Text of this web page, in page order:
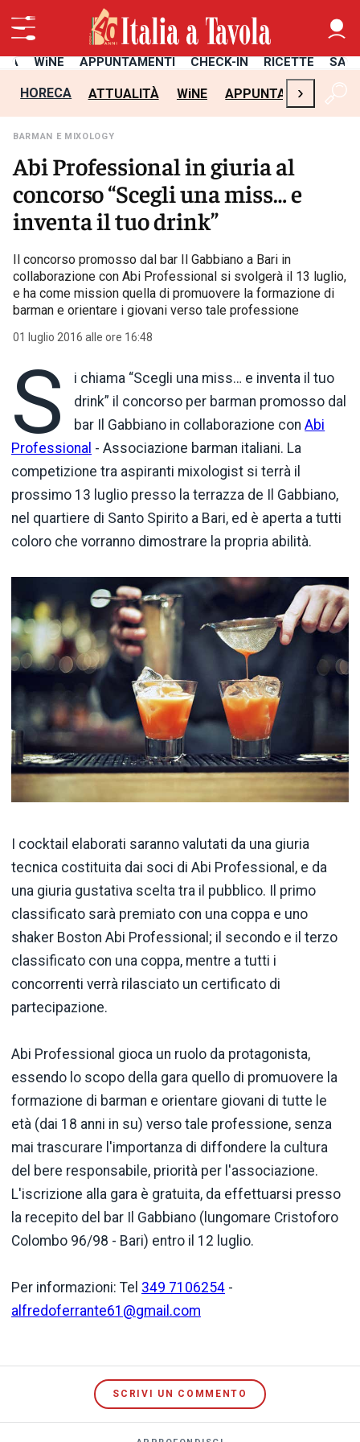
WiNE APPUNTAMENTI CHECK-IN RICETTE
HORECA ATTUALITÀ WiNE APPUNTAMENTI
›
BARMAN E MIXOLOGY
Abi Professional in giuria al
concorso “Scegli una miss… e
inventa il tuo drink”
Il concorso promosso dal bar Il Gabbiano a Bari in
collaborazione con Abi Professional si svolgerà il 13 luglio,
e ha come mission quella di promuovere la formazione di
barman e orientare i giovani verso tale professione
01 luglio 2016 alle ore 16:48
S
i chiama “Scegli una miss… e inventa il tuo
drink” il concorso per barman promosso dal
bar Il Gabbiano in collaborazione conAbi
Professional - Associazione barman italiani. La
competizione tra aspiranti mixologist si terrà il
prossimo 13 luglio presso la terrazza de Il Gabbiano,
nel quartiere di Santo Spirito a Bari, ed è aperta a tutti
coloro che vorranno dimostrare la propria abilità.
I cocktail elaborati saranno valutati da una giuria
tecnica costituita dai soci di Abi Professional, e da
una giuria gustativa scelta tra il pubblico. Il primo
classificato sarà premiato con una coppa e uno
shaker Boston Abi Professional; il secondo e il terzo
classificato con una coppa, mentre a tutti i
concorrenti verrà rilasciato un certificato di
partecipazione.
Abi Professional gioca un ruolo da protagonista,
essendo lo scopo della gara quello di promuovere la
formazione di barman e orientare giovani di tutte le
età (dai 18 anni in su) verso tale professione, senza
mai trascurare l'importanza di diffondere la cultura
del bere responsabile, priorità per l'associazione.
L'iscrizione alla gara è gratuita, da effettuarsi presso
la recepito del bar Il Gabbiano (lungomare Cristoforo
Colombo 96/98 - Bari) entro il 12 luglio.
Per informazioni: Tel 349 7106254 -
alfredoferrante61@gmail.com
SCRIVI UN COMMENTO